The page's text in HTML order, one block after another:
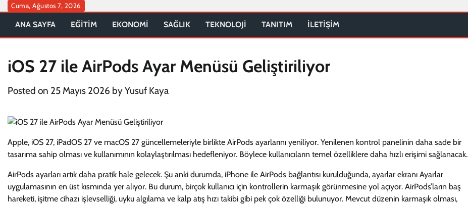
Skip
content
Cuma, Ağustos 7, 2026
ANA SAYFA EĞİTİM EKONOMİ SAĞLIK TEKNOLOJİ TANITIM İLETİŞİM
iOS 27 ile AirPods Ayar Menüsü Geliştiriliyor
Posted on 25 Mayıs 2026 byYusuf Kaya
Apple, iOS 27, iPadOS 27 ve macOS 27 güncellemeleriyle birlikte AirPods ayarlarını yeniliyor. Yenilenen kontrol panelinin daha sade bir
tasarıma sahip olması ve kullanımının kolaylaştırılması hedefleniyor. Böylece kullanıcıların temel özelliklere daha hızlı erişimi sağlanacak.
AirPods ayarları artık daha pratik hale gelecek. Şu anki durumda, iPhone ile AirPods bağlantısı kurulduğunda, ayarlar ekranı Ayarlar
uygulamasının en üst kısmında yer alıyor. Bu durum, birçok kullanıcı için kontrollerin karmaşık görünmesine yol açıyor. AirPods’ların baş
hareketi, işitme cihazı işlevselliği, uyku algılama ve kalp atış hızı takibi gibi pek çok özelliği bulunuyor. Mevcut düzenin karmaşık olması,